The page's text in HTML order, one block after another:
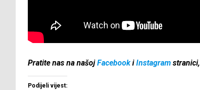
Pratite nas na našojFacebooki Instagram stranici,
Podijeli vijest: